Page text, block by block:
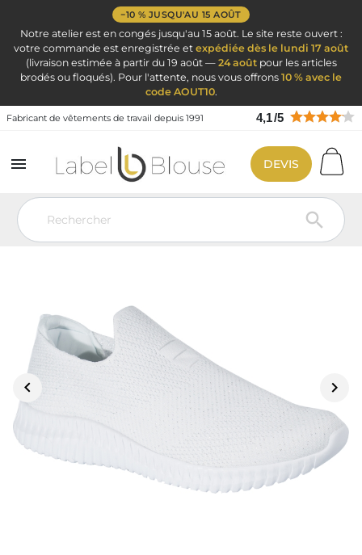
−10 % JUSQU'AU 15 AOÛT
Notre atelier est en congés jusqu'au 15 août. Le site reste ouvert :
votre commande est enregistrée et expédiée dès le lundi 17 août
(livraison estimée à partir du 19 août — 24 aoûtpour les articles
brodés ou floqués). Pour l'attente, nous vous offrons 10 % avec le
code AOUT10.
Fabricant de vêtements de travail depuis 1991 4,1/5


DEVIS
Vêtement de travail Blouse médicale
Chaussure Hopital Infirmière
 